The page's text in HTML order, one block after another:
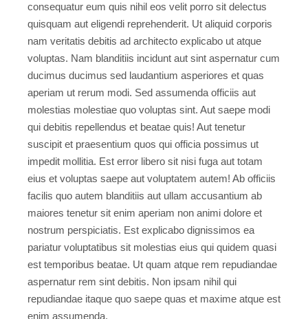
consequatur eum quis nihil eos velit porro sit delectus
quisquam aut eligendi reprehenderit. Ut aliquid corporis
nam veritatis debitis ad architecto explicabo ut atque
voluptas. Nam blanditiis incidunt aut sint aspernatur cum
ducimus ducimus sed laudantium asperiores et quas
aperiam ut rerum modi. Sed assumenda officiis aut
molestias molestiae quo voluptas sint. Aut saepe modi
qui debitis repellendus et beatae quis! Aut tenetur
suscipit et praesentium quos qui officia possimus ut
impedit mollitia. Est error libero sit nisi fuga aut totam
eius et voluptas saepe aut voluptatem autem! Ab officiis
facilis quo autem blanditiis aut ullam accusantium ab
maiores tenetur sit enim aperiam non animi dolore et
nostrum perspiciatis. Est explicabo dignissimos ea
pariatur voluptatibus sit molestias eius qui quidem quasi
est temporibus beatae. Ut quam atque rem repudiandae
aspernatur rem sint debitis. Non ipsam nihil qui
repudiandae itaque quo saepe quas et maxime atque est
enim assumenda.